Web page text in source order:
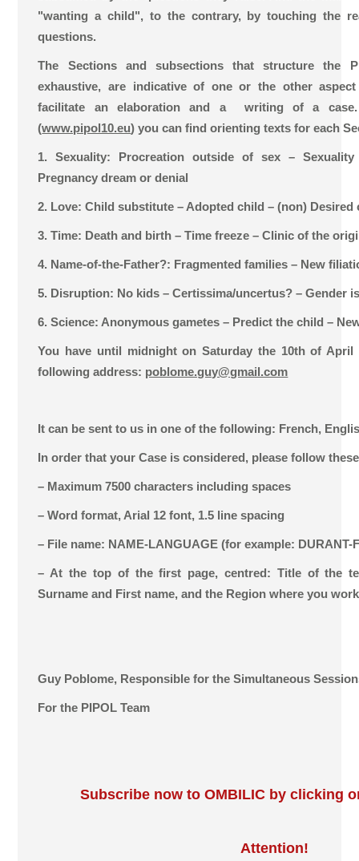
"wanting a child", to the contrary, by touching the
questions.
The Sections and subsections that structure the
exhaustive, are indicative of one or the other
facilitate an elaboration and a writing of a
(www.pipol10.eu) you can find orienting texts for each
1. Sexuality: Procreation outside of sex –
Pregnancy dream or denial
2. Love: Child substitute – Adopted child – (non) Desired
3. Time: Death and birth – Time freeze – Clinic of the
4. Name-of-the-Father?: Fragmented families – New
5. Disruption: No kids – Certissima/uncertus? – Gender
6. Science: Anonymous gametes – Predict the child –
You have until midnight on Saturday the 10th of
following address: poblome.guy@gmail.com
It can be sent to us in one of the following: French,
In order that your Case is considered, please follow
– Maximum 7500 characters including spaces
– Word format, Arial 12 font, 1.5 line spacing
– File name: NAME-LANGUAGE (for example: DURANT-
– At the top of the first page, centred: Title of the
Surname and First name, and the Region where you
Guy Poblome, Responsible for the Simultaneous
For the PIPOL Team
Subscribe now to OMBILIC by clicking
Attention!